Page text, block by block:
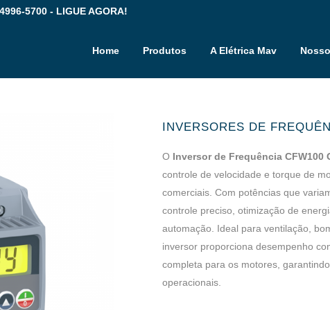
5700 - LIGUE AGORA!
Home Produtos A Elétrica Mav
INVERSORES DE
O Inversor de Frequência CFW100
controle de velocidade e torque de
comerciais. Com potências que
controle preciso, otimização de
automação. Ideal para ventilação,
inversor proporciona desempenho
completa para os motores,
operacionais.